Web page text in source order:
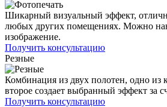
Шикарный визуальный эффект,
любых других помещениях. Можно
изображение.
Получить консультацию
Резные
Комбинация из двух полотен, одно из
второе создает выбранный эффект за
Получить консультацию